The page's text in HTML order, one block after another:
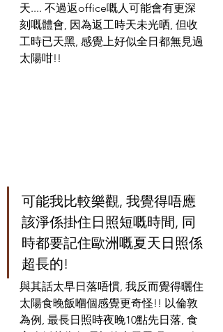
天.... 不過返office嘅人可能會有更深
刻嘅體會, 因為返工時天未光晒, 但收
工時已天黑, 感覺上好似全日都無見過
太陽咁!!
可能我比較樂觀, 我覺得唔應
該淨係掛住日照短嘅時間, 同
時都要記住歐洲嘅夏天日照係
超長的!
與其話太早日落唔慣, 我反而覺得曬住
太陽食晚飯嗰個感覺更奇怪!! 以倫敦
為例, 最長日照時夜晚10點先日落, 食